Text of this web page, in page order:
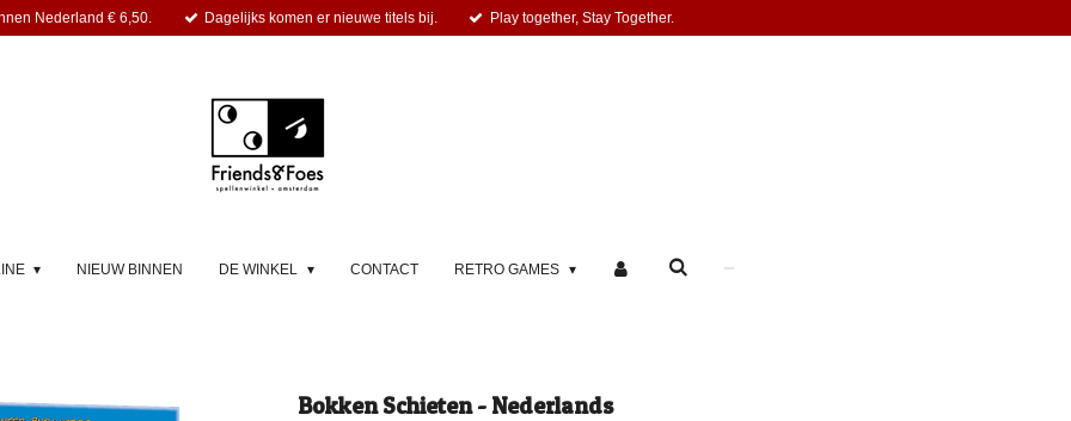
Nederland € 6,50. Dagelijks komen er nieuwe titels bij. Play together, Stay Together.
NIEUW BINNEN DE WINKEL CONTACT RETRO GAMES
Bokken Schieten - Nederlands